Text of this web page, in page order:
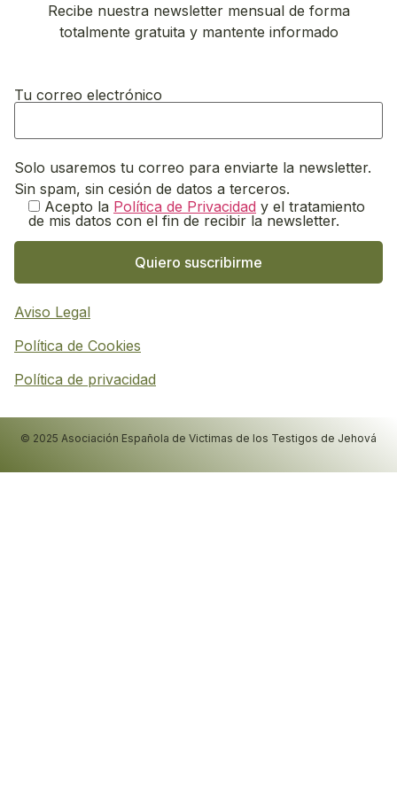
Recibe nuestra newsletter mensual de forma
totalmente gratuita y mantente informado
Tu correo electrónico
Solo usaremos tu correo para enviarte la newsletter.
Sin spam, sin cesión de datos a terceros.
Acepto la Política de Privacidad y el tratamiento
de mis datos con el fin de recibir la newsletter.
Aviso Legal
Política de Cookies
Política de privacidad
© 2025 Asociación Española de Victimas de los Testigos de Jehová